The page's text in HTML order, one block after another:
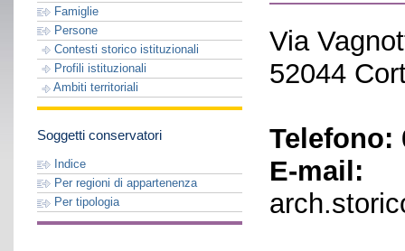
Famiglie
Persone
Contesti storico istituzionali
Profili istituzionali
Ambiti territoriali
Soggetti conservatori
Indice
Per regioni di appartenenza
Per tipologia
Via
52044
Telefono:
E-mail: